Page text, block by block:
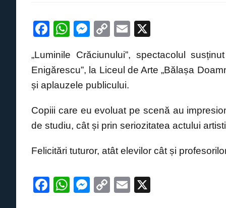
F
c
e
b
o
o
W
at
s
A
p
p
M
ss
e
n
g
er
C
p
y
Li
n
k
E
ail
„Luminile Crăciunului”, spectacolul
Enigărescu”, la Liceul de Arte „Bălașa
și aplauzele publicului.
Copiii care eu evoluat pe scenă au
de studiu, cât și prin seriozitatea actului
Felicitări tuturor, atât elevilor cât și
F
W
M
C
E